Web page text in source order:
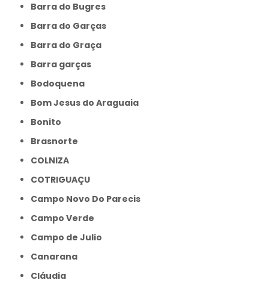
Barra do Bugres
Barra do Garças
Barra do Graça
Barra garças
Bodoquena
Bom Jesus do Araguaia
Bonito
Brasnorte
COLNIZA
COTRIGUAÇU
Campo Novo Do Parecis
Campo Verde
Campo de Julio
Canarana
Cláudia